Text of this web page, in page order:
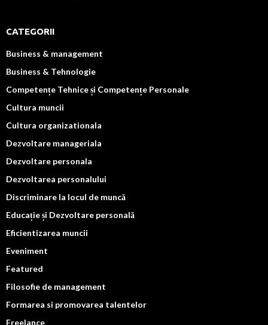
CATEGORII
Business & management
Business & Tehnologie
Competențe Tehnice și Competențe Personale
Cultura muncii
Cultura organizationala
Dezvoltare manageriala
Dezvoltare personala
Dezvoltarea personalului
Discriminare la locul de muncă
Educație și Dezvoltare personală
Eficientizarea muncii
Eveniment
Featured
Filosofie de management
Formarea si promovarea talentelor
Freelance